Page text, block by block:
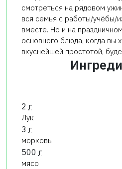
смотреться на рядовом
вся семья с работы/учёбы/
вместе. Но и на
основного блюда, когда вы
вкуснейшей простотой,
2 г
Лук
3 г
морковь
500 г
мясо